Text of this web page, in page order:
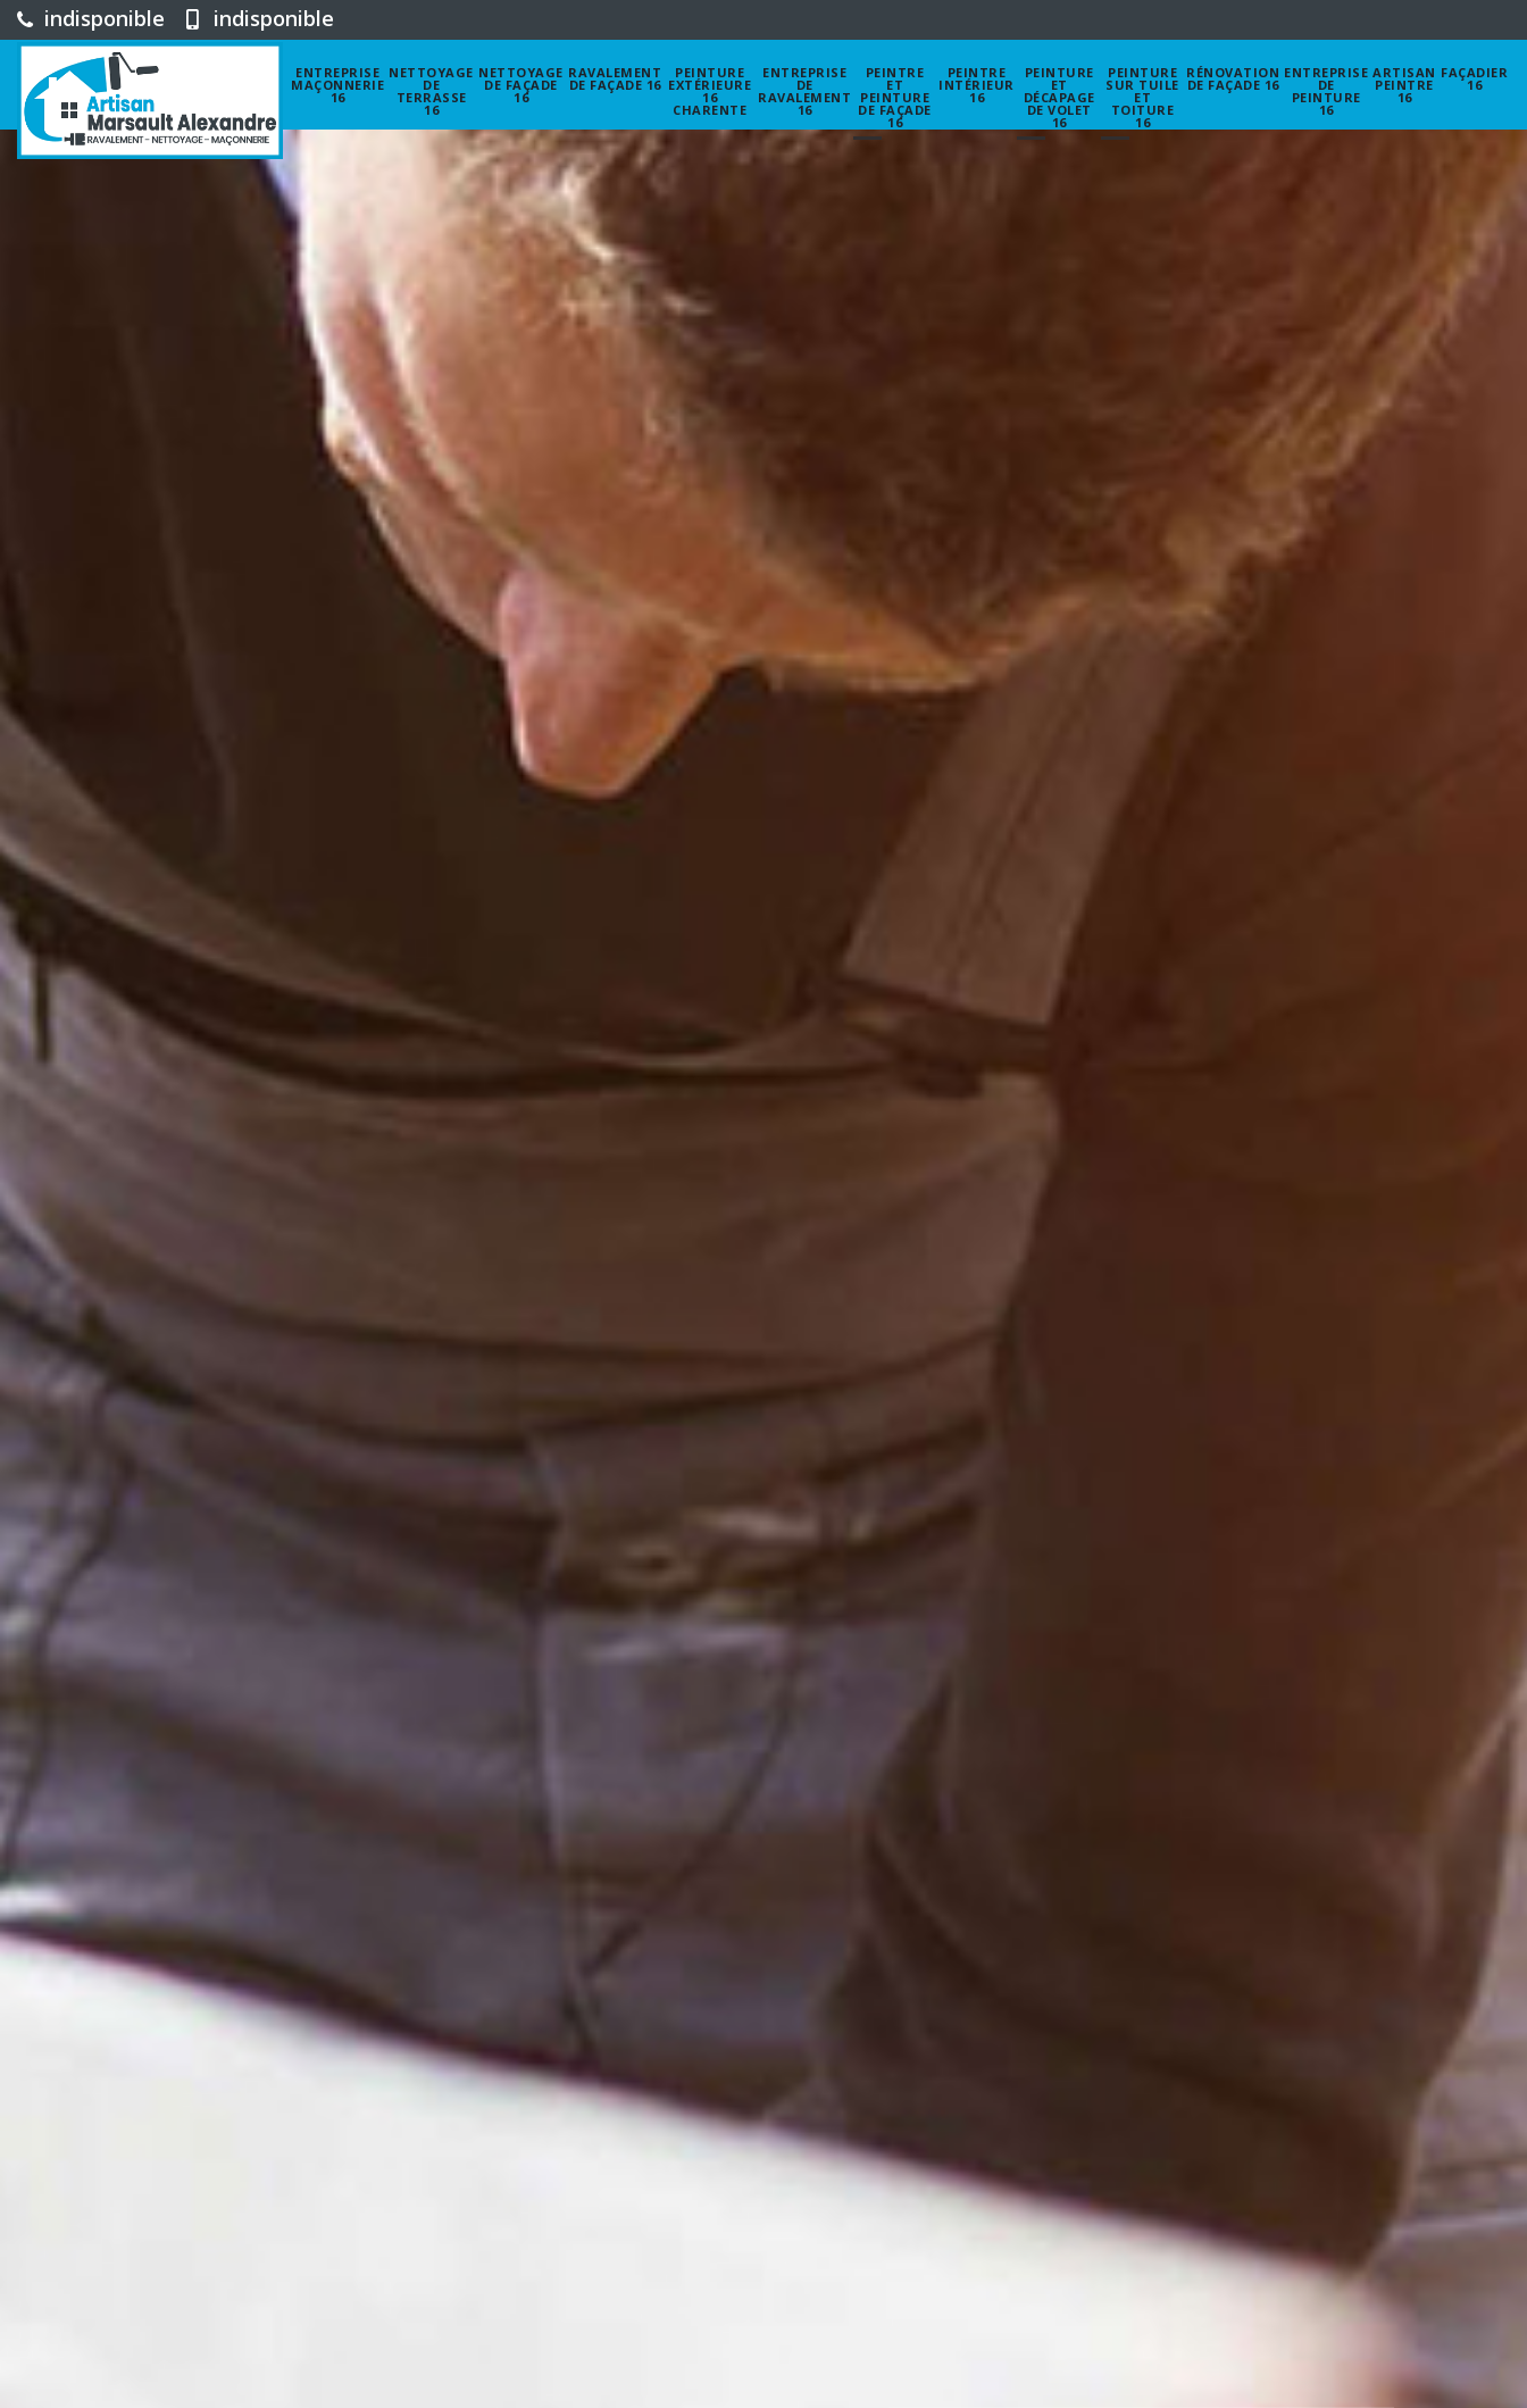
indisponible indisponible
ENTREPRISE
MAÇONNERIE
16
NETTOYAGE
DE
TERRASSE
16
NETTOYAGE
DE FAÇADE
16
RAVALEMENT
DE FAÇADE 16
PEINTURE
EXTÉRIEURE
16
CHARENTE
ENTREPRISE
DE
RAVALEMENT
16
PEINTRE
ET
PEINTURE
DE FAÇADE
16
PEINTRE
INTÉRIEUR
16
PEINTURE
ET
DÉCAPAGE
DE VOLET
16
PEINTURE
SUR TUILE
ET
TOITURE
16
RÉNOVATION
DE FAÇADE 16
ENTREPRISE
DE
PEINTURE
16
ARTISAN
PEINTRE
16
FAÇADIER
16